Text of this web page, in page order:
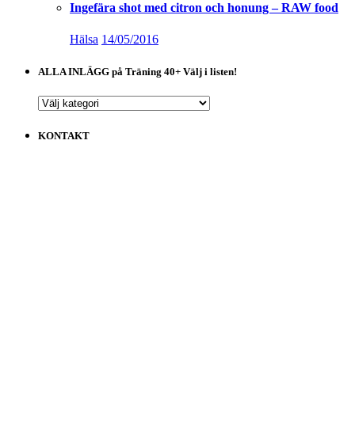
Ingefära shot med citron och honung – RAW food
Hälsa 14/05/2016
ALLA INLÄGG på Träning 40+ Välj i listen!
ALLA
på
KONTAKT